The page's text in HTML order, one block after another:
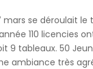
mars se déroulait le
110 licencies
9 tableaux. 50
ambiance très